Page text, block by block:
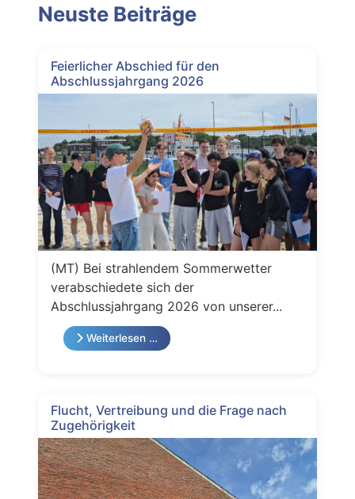
Neuste Beiträge
Feierlicher Abschied für den
Abschlussjahrgang 2026
(MT) Bei strahlendem Sommerwetter
verabschiedete sich der
Abschlussjahrgang 2026 von unserer...
Weiterlesen …
Flucht, Vertreibung und die Frage nach
Zugehörigkeit